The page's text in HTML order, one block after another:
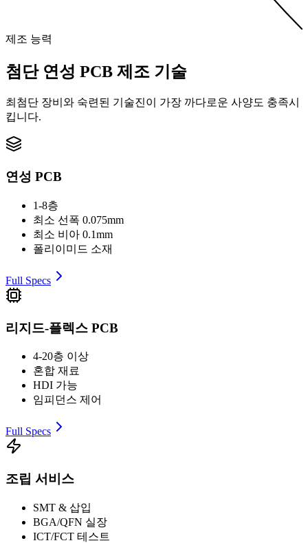
제조 능력
첨단 연성 PCB 제조 기술
최첨단 장비와 숙련된 기술진이 가장 까다로운 사양도 충족시
킵니다.
연성 PCB
1-8층
최소 선폭 0.075mm
최소 비아 0.1mm
폴리이미드 소재
Full Specs
리지드-플렉스 PCB
4-20층 이상
혼합 재료
HDI 가능
임피던스 제어
Full Specs
조립 서비스
SMT & 삽입
BGA/QFN 실장
ICT/FCT 테스트